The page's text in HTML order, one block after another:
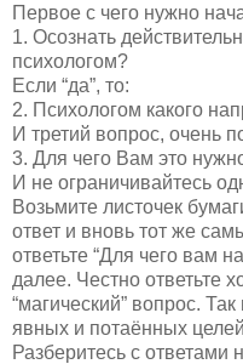
Первое с чего нужно
1. Осознать
психологом?
Если “да”, то:
2. Психологом какого
И третий вопрос, очень
3. Для чего Вам это
И не ограничивайтесь
Возьмите листочек
ответ и вновь тот же
ответьте “Для чего вам
далее. Честно ответьте
“магический” вопрос.
явных и потаённых
Разберитесь с ответами